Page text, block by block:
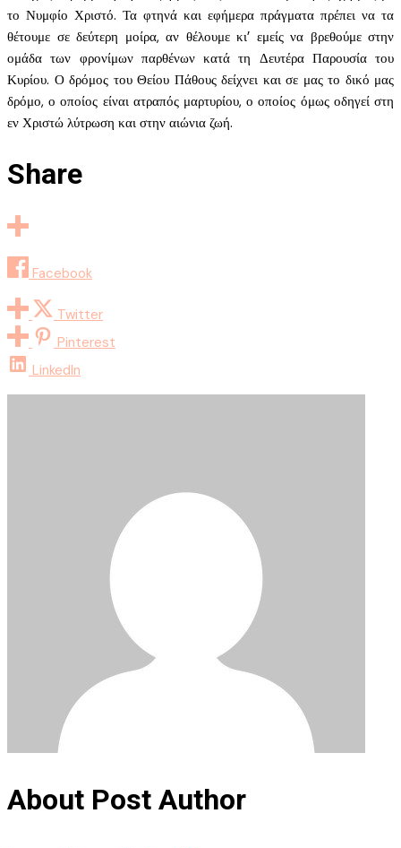
το Νυμφίο Χριστό. Τα φτηνά και εφήμερα πράγματα πρέπει να τα
θέτουμε σε δεύτερη μοίρα, αν θέλουμε κι’ εμείς να βρεθούμε στην
ομάδα των φρονίμων παρθένων κατά τη Δευτέρα Παρουσία του
Κυρίου. Ο δρόμος του Θείου Πάθους δείχνει και σε μας το δικό μας
δρόμο, ο οποίος είναι ατραπός μαρτυρίου, ο οποίος όμως οδηγεί στη
εν Χριστώ λύτρωση και στην αιώνια ζωή.
Share
Facebook
Twitter
Pinterest
LinkedIn
About Post Author